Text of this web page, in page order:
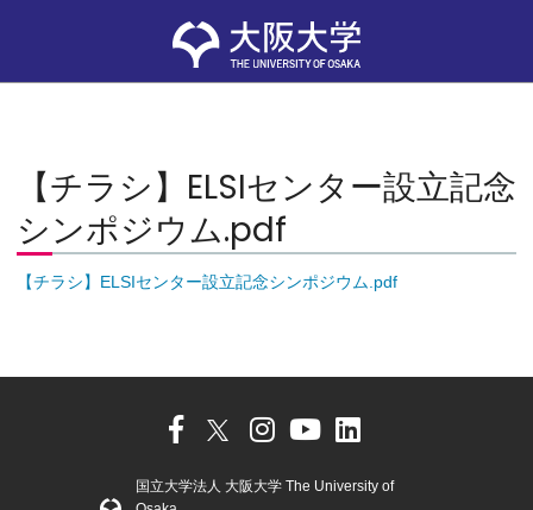
【チラシ】ELSIセンター設立記念
シンポジウム.pdf
【チラシ】ELSIセンター設立記念シンポジウム.pdf
国立大学法人 大阪大学 The University of